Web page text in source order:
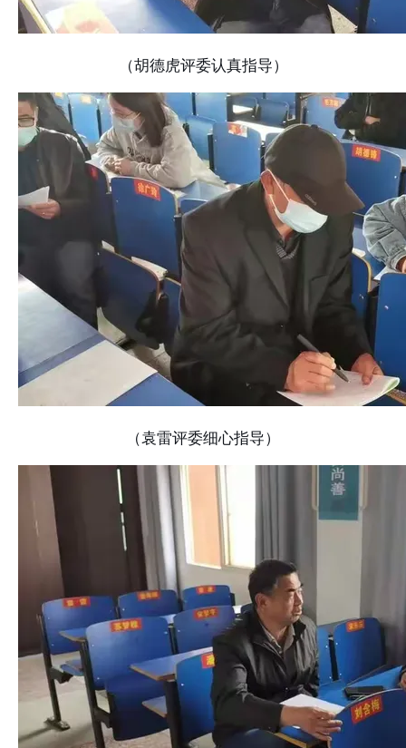
（胡德虎评委认真指导）
（袁雷评委细心指导）